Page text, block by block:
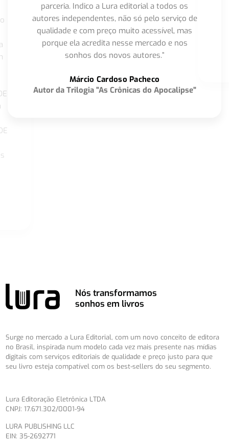
parceria. Indico a Lura editorial a todos os
autores independentes, não só pelo serviço de
qualidade e com preço muito acessível, mas
porque ela acredita nesse mercado e nos
sonhos dos novos autores.”
Márcio Cardoso Pacheco
Autor da Trilogia "As Crônicas do Apocalipse"
Nós transformamos
sonhos em livros
Surge no mercado a Lura Editorial, com um novo conceito de editora
no Brasil, inspirada num modelo cada vez mais presente nas mídias
digitais com serviços editoriais de qualidade e preço justo para que
seu livro esteja compatível com os best-sellers do seu segmento.
Lura Editoração Eletrônica LTDA
CNPJ: 17.671.302/0001-94
LURA PUBLISHING LLC
EIN: 35-2692771